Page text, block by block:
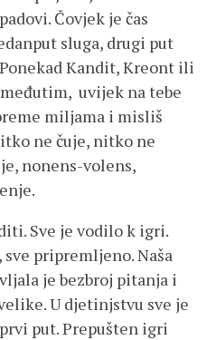
Čovjek je čas
sluga, drugi put
Kandit, Kreont ili
uvijek na tebe
miljama i misliš
ne čuje, nitko ne
nonens-volens,
Sve je vodilo k igri.
pripremljeno. Naša
je bezbroj pitanja i
U djetinjstvu sve je
put. Prepušten igri